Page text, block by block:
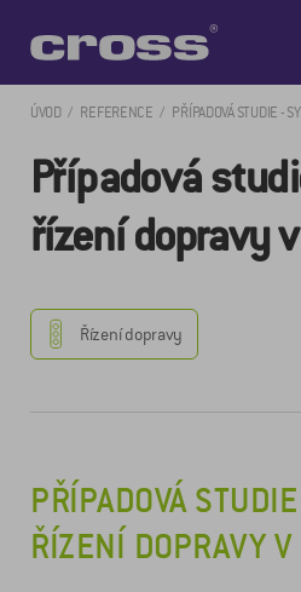
ÚVOD REFERENCE PŘÍPADOVÁ STUDIE -
Případová
řízení dopravy
Řízení dopravy
PŘÍPADOVÁ
ŘÍZENÍ DOPRAVY